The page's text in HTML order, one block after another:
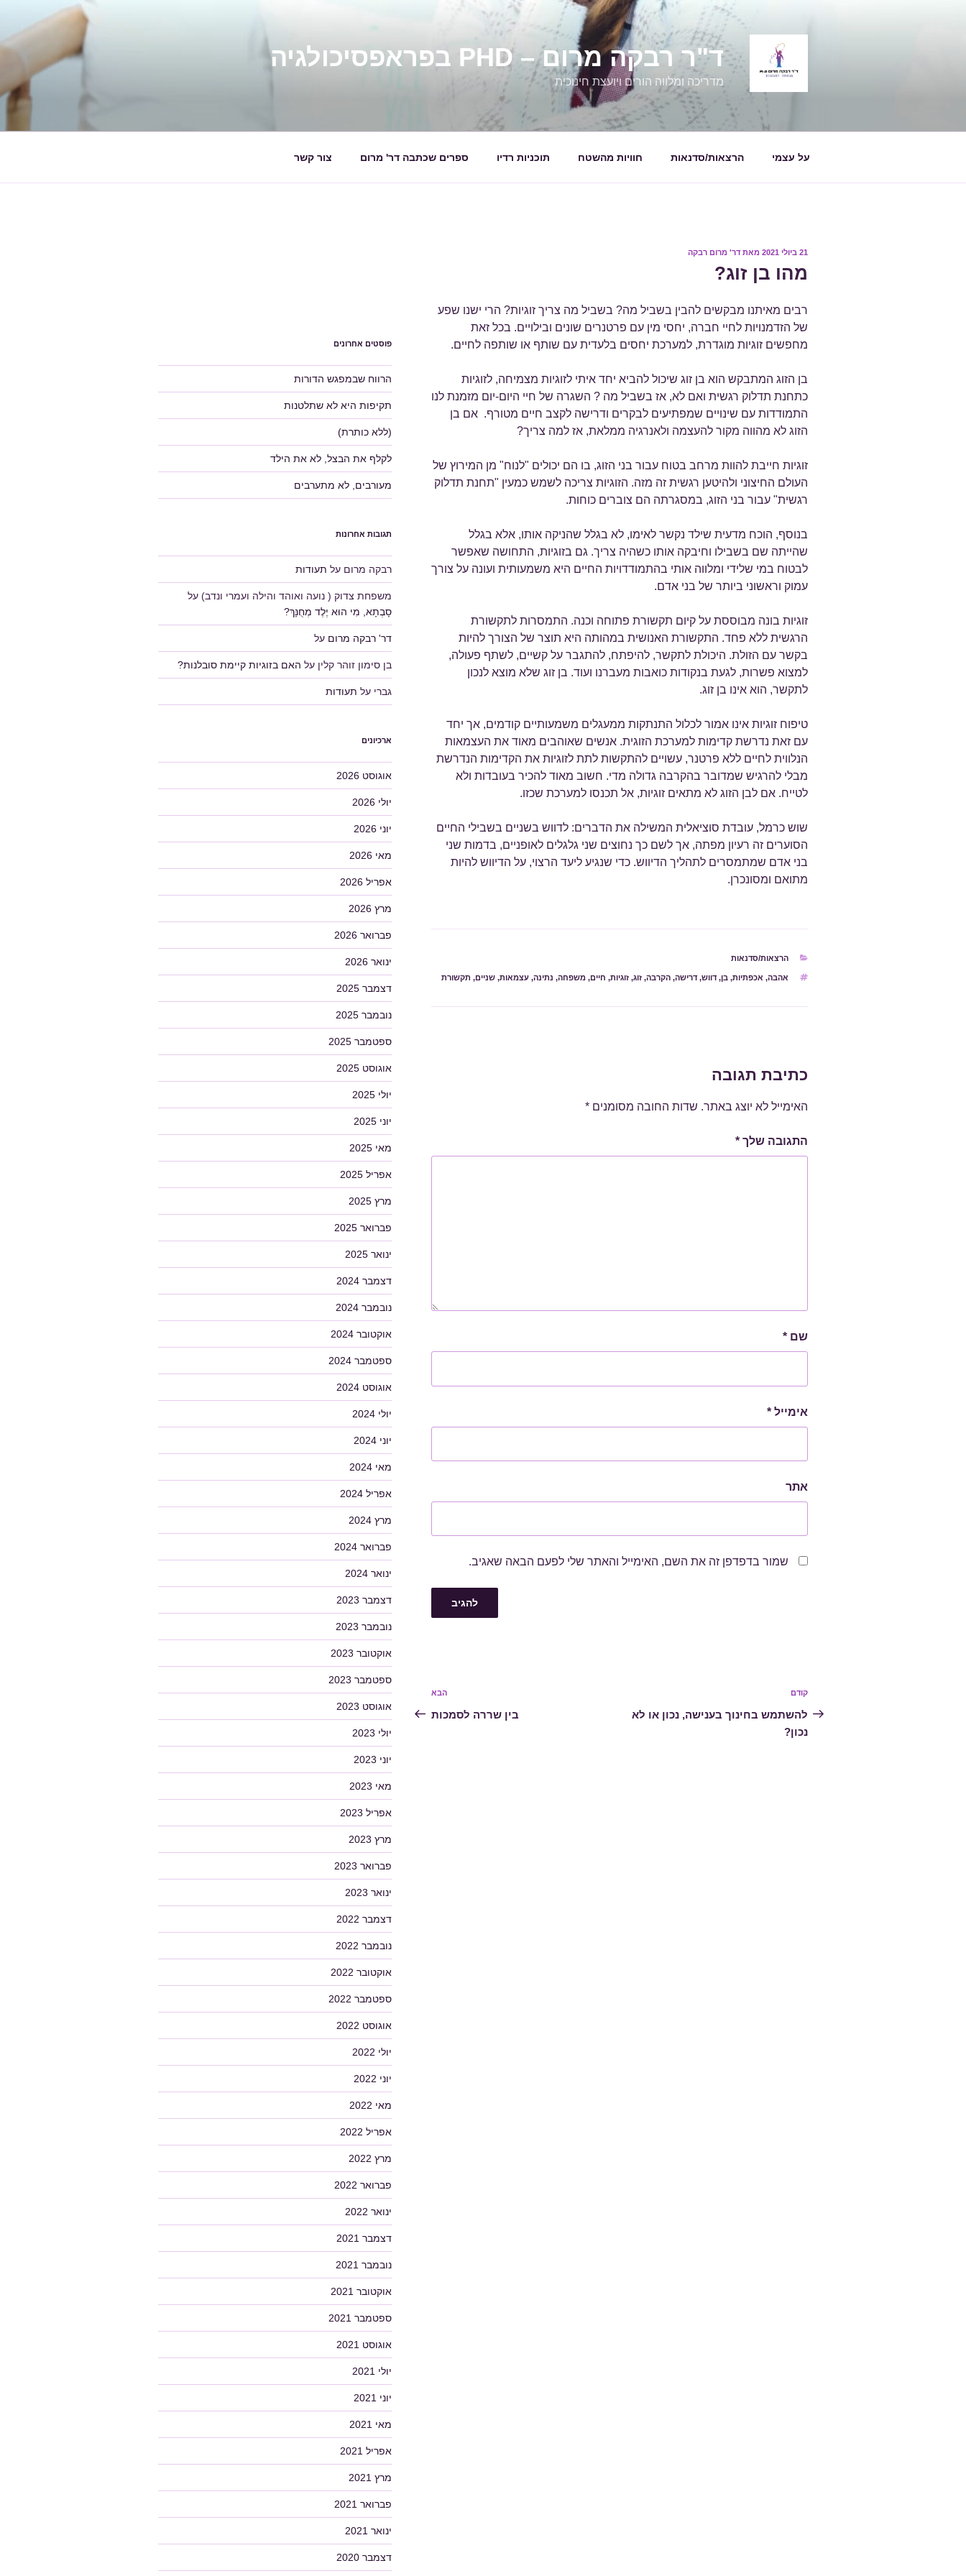
ד"ר רבקה מרום – PHD בפראפסיכולגיה
מדריכה ומלווה הורים ויועצת חינוכית
על עצמי הרצאות/סדנאות חוויות מהשטח תוכניות רדיו ספרים שכתבה דר' מרום צור קשר
פורסם
21 ביולי 2021 מאת דר' מרום רבקה
מהו בן זוג?
רבים מאיתנו מבקשים להבין בשביל מה? בשביל מה צריך זוגיות? הרי ישנו שפע
של הזדמנויות לחיי חברה, יחסי מין עם פרטנרים שונים ובילויים. בכל זאת
מחפשים זוגיות מוגדרת, למערכת יחסים בלעדית עם שותף או שותפה לחיים.
בן הזוג המתבקש הוא בן זוג שיכול להביא יחד איתי לזוגיות מצמיחה, לזוגיות
כתחנת תדלוק רגשית ואם לא, אז בשביל מה ? השגרה של חיי היום-יום מזמנת לנו
התמודדות עם שינויים שמפתיעים לבקרים ודרישה לקצב חיים מטורף. אם בן
הזוג לא מהווה מקור להעצמה ולאנרגיה ממלאת, אז למה צריך?
זוגיות חייבת להוות מרחב בטוח עבור בני הזוג, בו הם יכולים "לנוח" מן המירוץ של
העולם החיצוני ולהיטען רגשית זה מזה. הזוגיות צריכה לשמש כמעין "תחנת תדלוק
רגשית" עבור בני הזוג, במסגרתה הם צוברים כוחות.
בנוסף, הוכח מדעית שילד נקשר לאימו, לא בגלל שהניקה אותו, אלא בגלל
שהייתה שם בשבילו וחיבקה אותו כשהיה צריך. גם בזוגיות, התחושה שאפשר
לבטוח במי שלידי ומלווה אותי בהתמודדויות החיים היא משמעותית ועונה על צורך
עמוק וראשוני ביותר של בני אדם.
זוגיות בונה מבוססת על קיום תקשורת פתוחה וכנה. התמסרות לתקשורת
הרגשית ללא פחד. התקשורת האנושית במהותה היא תוצר של הצורך להיות
בקשר עם הזולת. היכולת לתקשר, להיפתח, להתגבר על קשיים, לשתף פעולה,
למצוא פשרות, לגעת בנקודות כואבות מעברנו ועוד. בן זוג שלא מוצא לנכון
לתקשר, הוא אינו בן זוג.
טיפוח זוגיות אינו אמור לכלול התנתקות ממעגלים משמעותיים קודמים, אך יחד
עם זאת נדרשת קדימות למערכת הזוגית. אנשים שאוהבים מאוד את העצמאות
הנלווית לחיים ללא פרטנר, עשויים להתקשות לתת לזוגיות את הקדימות הנדרשת
מבלי להרגיש שמדובר בהקרבה גדולה מדי. חשוב מאוד להכיר בעובדות ולא
לטייח. אם לבן הזוג לא מתאים זוגיות, אל תכנסו למערכת שכזו.
שוש כרמל, עובדת סוציאלית המשילה את הדברים: לדווש בשניים בשבילי החיים
הסוערים זה רעיון מפתה, אך לשם כך נחוצים שני גלגלים לאופניים, בדמות שני
בני אדם שמתמסרים לתהליך הדיווש. כדי שנגיע ליעד הרצוי, על הדיווש להיות
מתואם ומסונכרן.
קטגוריות
הרצאות/סדנאות
תגיות
אהבה, אכפתיות,בן,דווש,דרישה,הקרבה,זוג,זוגיות, חיים,משפחה, נתינה,עצמאות,שניים, תקשורת
כתיבת תגובה
האימייל לא יוצג באתר. שדות החובה מסומנים *
התגובה שלך *
שם *
אימייל *
אתר
שמור בדפדפן זה את השם, האימייל והאתר שלי לפעם הבאה שאגיב.
ניווט
הפוסט
הקודם
קודם
להשתמש בחינוך בענישה, נכון או לא
נכון?
הפוסט
הבא
הבא
בין שררה לסמכות
פוסטים אחרונים
הרווח שבמפגש הדורות
תקיפות היא לא שתלטנות
(ללא כותרת)
לקלף את הבצל, לא את הילד
מעורבים, לא מתערבים
תגובות אחרונות
רבקה מרום על תעודות
משפחת צדוק ( נועה ואוהד והילה ועמרי ונדב)על
סָבְתָא, מִי הוּא יֶלֶד מְחֻנָּךְ?
דר' רבקה מרום על
בן סימון זוהר קלין על האם בזוגיות קיימת סובלנות?
גברי על תעודות
ארכיונים
אוגוסט 2026
יולי 2026
יוני 2026
מאי 2026
אפריל 2026
מרץ 2026
פברואר 2026
ינואר 2026
דצמבר 2025
נובמבר 2025
ספטמבר 2025
אוגוסט 2025
יולי 2025
יוני 2025
מאי 2025
אפריל 2025
מרץ 2025
פברואר 2025
ינואר 2025
דצמבר 2024
נובמבר 2024
אוקטובר 2024
ספטמבר 2024
אוגוסט 2024
יולי 2024
יוני 2024
מאי 2024
אפריל 2024
מרץ 2024
פברואר 2024
ינואר 2024
דצמבר 2023
נובמבר 2023
אוקטובר 2023
ספטמבר 2023
אוגוסט 2023
יולי 2023
יוני 2023
מאי 2023
אפריל 2023
מרץ 2023
פברואר 2023
ינואר 2023
דצמבר 2022
נובמבר 2022
אוקטובר 2022
ספטמבר 2022
אוגוסט 2022
יולי 2022
יוני 2022
מאי 2022
אפריל 2022
מרץ 2022
פברואר 2022
ינואר 2022
דצמבר 2021
נובמבר 2021
אוקטובר 2021
ספטמבר 2021
אוגוסט 2021
יולי 2021
יוני 2021
מאי 2021
אפריל 2021
מרץ 2021
פברואר 2021
ינואר 2021
דצמבר 2020